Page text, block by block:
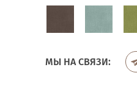
МЫ НА СВЯЗИ: